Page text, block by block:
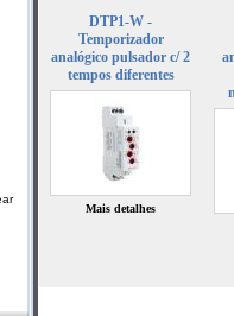
DTP1-W -
Temporizador
analógico pulsador c/ 2
tempos diferentes
Mais detalhes